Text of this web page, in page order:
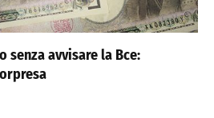
senza avvisare la Bce: